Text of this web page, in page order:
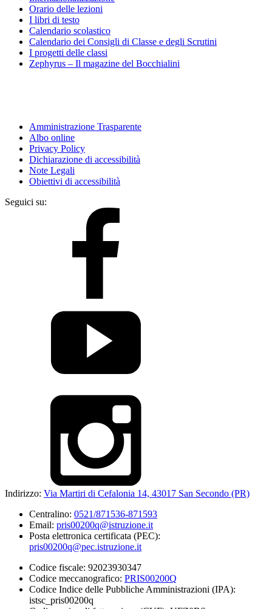
Orario delle lezioni
I libri di testo
Calendario scolastico
Calendario dei Consigli di Classe e degli Scrutini
I progetti delle classi
Zephyrus – Il magazine del Bocchialini
Amministrazione Trasparente
Albo online
Privacy Policy
Dichiarazione di accessibilità
Note Legali
Obiettivi di accessibilità
Seguici su:
Indirizzo: Via Martiri di Cefalonia 14, 43017 San Secondo (PR)
Centralino: 0521/871536-871593
Email: pris00200q@istruzione.it
Posta elettronica certificata (PEC):
pris00200q@pec.istruzione.it
Codice fiscale: 92023930347
Codice meccanografico: PRIS00200Q
Codice Indice delle Pubbliche Amministrazioni (IPA):
istsc_pris00200q